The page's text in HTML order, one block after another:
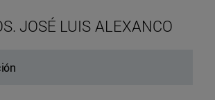
JOSÉ LUIS ALEXANCO